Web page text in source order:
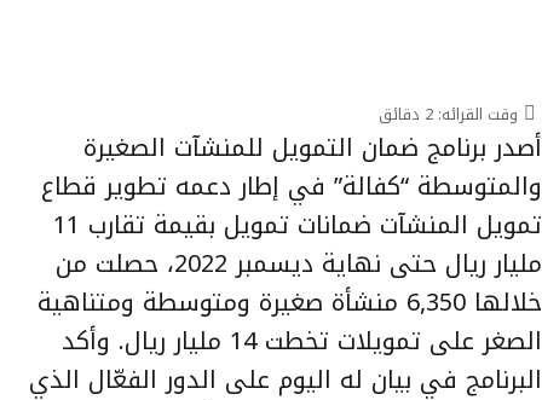
وقت القرائه: 2 دقائق
أصدر برنامج ضمان التمويل للمنشآت الصغيرة
والمتوسطة “كفالة” في إطار دعمه تطوير قطاع
تمويل المنشآت ضمانات تمويل بقيمة تقارب 11
مليار ريال حتى نهاية ديسمبر 2022، حصلت من
خلالها 6,350 منشأة صغيرة ومتوسطة ومتناهية
الصغر على تمويلات تخطت 14 مليار ريال. وأكد
البرنامج في بيان له اليوم على الدور الفعّال الذي